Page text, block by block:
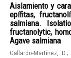
Aislamiento y
epífitas,
salmiana.
fructanolytic,
Agave salmiana
Gallardo-Martínez, D.;